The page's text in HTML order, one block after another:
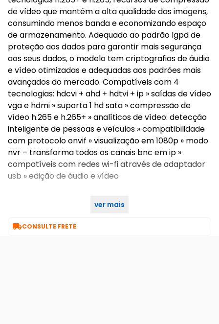
de vídeo que mantém a alta qualidade das imagens,
consumindo menos banda e economizando espaço
de armazenamento. Adequado ao padrão lgpd de
proteção aos dados para garantir mais segurança
aos seus dados, o modelo tem criptografias de áudio
e vídeo otimizadas e adequadas aos padrões mais
avançados do mercado. Compatíveis com 4
tecnologias: hdcvi + ahd + hdtvi + ip » saídas de vídeo
vga e hdmi » suporta 1 hd sata » compressão de
vídeo h.265 e h.265+ » analíticos de vídeo: detecção
inteligente de pessoas e veículos » compatibilidade
com protocolo onvif » visualização em 1080p » modo
nvr – transforma todos os canais bnc em ip »
compatíveis com redes wi-fi através de adaptador
usb » edição de áudio e vídeo
ver mais
CONSULTE FRETE